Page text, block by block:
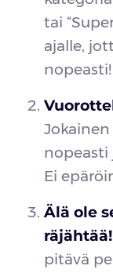
tai
ajalle,
nopeasti!
nopeasti
Ei
Älä ole
räjähtää!
pitävä